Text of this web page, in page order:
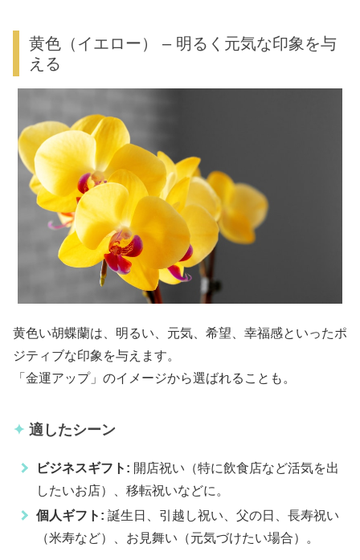
黄色（イエロー） – 明るく元気な印象を与
える
黄色い胡蝶蘭は、明るい、元気、希望、幸福感といったポ
ジティブな印象を与えます。
「金運アップ」のイメージから選ばれることも。
適したシーン
ビジネスギフト: 開店祝い（特に飲食店など活気を出
したいお店）、移転祝いなどに。
個人ギフト: 誕生日、引越し祝い、父の日、長寿祝い
（米寿など）、お見舞い（元気づけたい場合）。